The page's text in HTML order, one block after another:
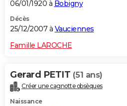
06/01/1920 à Bobigny
Décès
25/12/2007 à Vauciennes
Famille LAROCHE
Gerard PETIT (51 ans)
Créer une cagnotte obsèques
Naissance